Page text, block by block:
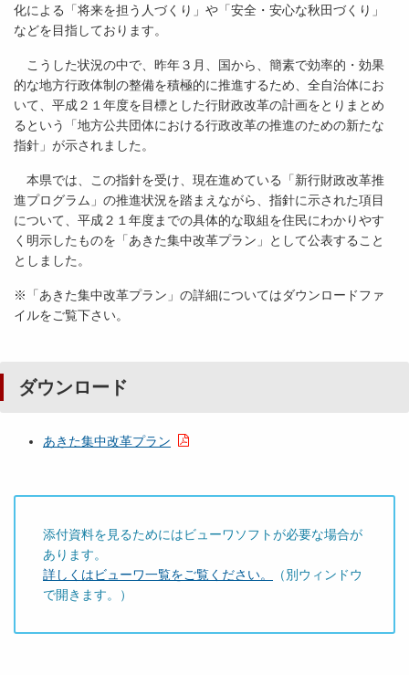
化による「将来を担う人づくり」や「安全・安心な秋田づくり」
などを目指しております。
こうした状況の中で、昨年３月、国から、簡素で効率的・効果
的な地方行政体制の整備を積極的に推進するため、全自治体にお
いて、平成２１年度を目標とした行財政改革の計画をとりまとめ
るという「地方公共団体における行政改革の推進のための新たな
指針」が示されました。
本県では、この指針を受け、現在進めている「新行財政改革推
進プログラム」の推進状況を踏まえながら、指針に示された項目
について、平成２１年度までの具体的な取組を住民にわかりやす
く明示したものを「あきた集中改革プラン」として公表すること
としました。
※「あきた集中改革プラン」の詳細についてはダウンロードファ
イルをご覧下さい。
ダウンロード
あきた集中改革プラン
添付資料を見るためにはビューワソフトが必要な場合が
あります。
詳しくはビューワ一覧をご覧ください。
（別ウィンドウ
で開きます。）